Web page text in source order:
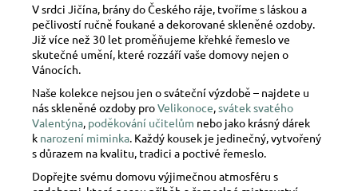
V srdci Jičína, brány do Českého ráje, tvoříme s láskou a
pečlivostí ručně foukané a dekorované skleněné ozdoby.
Již více než 30 let proměňujeme křehké řemeslo ve
skutečné umění, které rozzáří vaše domovy nejen o
Vánocích.
Naše kolekce nejsou jen o sváteční výzdobě – najdete u
nás skleněné ozdoby proVelikonoce,svátek svatého
Valentýna, poděkování učitelům nebo jako krásný dárek
k narození miminka. Každý kousek je jedinečný, vytvořený
s důrazem na kvalitu, tradici a poctivé řemeslo.
Dopřejte svému domovu výjimečnou atmosféru s